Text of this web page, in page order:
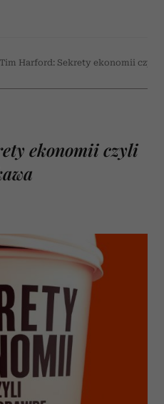
Tim Harford: Sekrety ekonomii czyli
ekonomii czyli